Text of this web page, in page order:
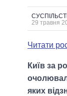
МЕРИ
ВСІ
29 травня
Читати
Київ за
яких